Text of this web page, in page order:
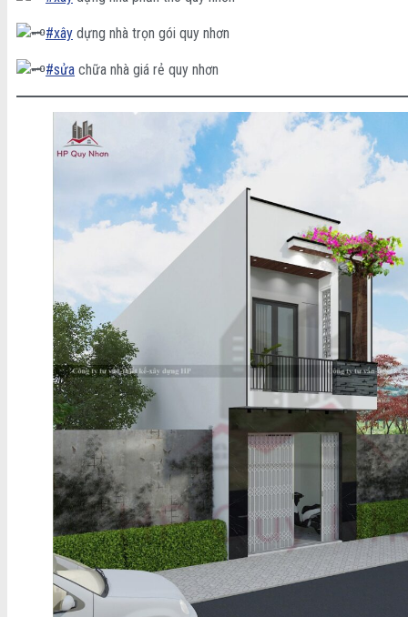
#xây dựng nhà trọn gói quy nhơn
#sửa chữa nhà giá rẻ quy nhơn